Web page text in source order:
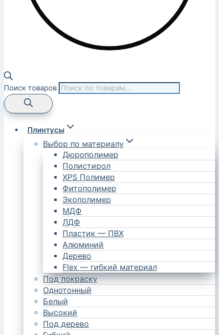
Поиск товаров
Плинтусы
Выбор по материалу
Дюрополимер
Полистирол
XPS Полимер
Фитополимер
Экополимер
МДФ
ЛДФ
Пластик — ПВХ
Алюминий
Дерево
Flex — гибкий материал
Под покраску
Однотонный
Белый
Высокий
Под дерево